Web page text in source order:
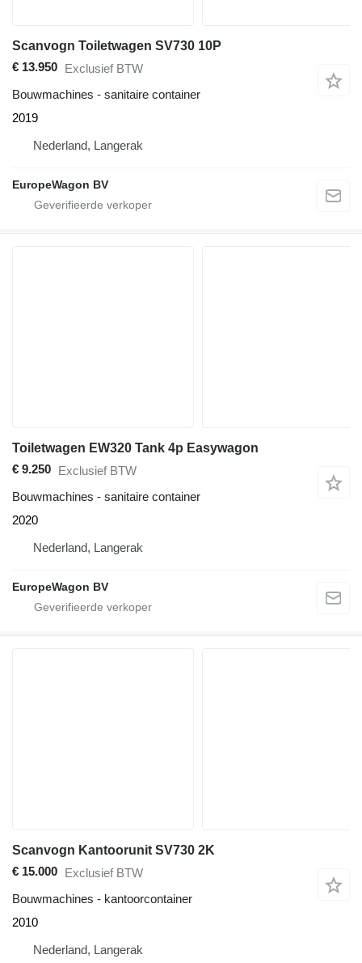
Scanvogn Toiletwagen SV730 10P
€ 13.950 Exclusief BTW
Bouwmachines - sanitaire container
2019
Nederland, Langerak
EuropeWagon BV
Toiletwagen EW320 Tank 4p Easywagon
€ 9.250 Exclusief BTW
Bouwmachines - sanitaire container
2020
Nederland, Langerak
EuropeWagon BV
Scanvogn Kantoorunit SV730 2K
€ 15.000 Exclusief BTW
Bouwmachines - kantoorcontainer
2010
Nederland, Langerak